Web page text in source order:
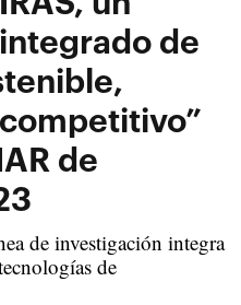
de
de
de investigación integra
de